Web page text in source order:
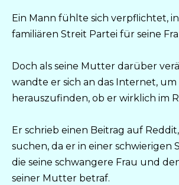
Ein Mann fühlte sich verpflichtet,
familiären Streit Partei für seine
Doch als seine Mutter darüber
wandte er sich an das Internet, um
herauszufinden, ob er wirklich im
Er schrieb einen Beitrag auf
suchen, da er in einer schwierigen
die seine schwangere Frau und
seiner Mutter betraf.